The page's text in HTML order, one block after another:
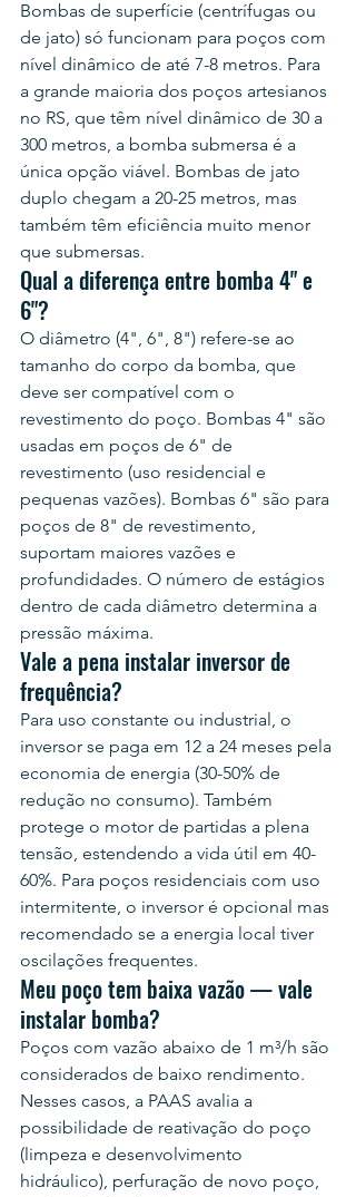
Bombas de superfície (centrífugas ou
de jato) só funcionam para poços com
nível dinâmico de até 7-8 metros. Para
a grande maioria dos poços artesianos
no RS, que têm nível dinâmico de 30 a
300 metros, a bomba submersa é a
única opção viável. Bombas de jato
duplo chegam a 20-25 metros, mas
também têm eficiência muito menor
que submersas.
Qual a diferença entre bomba 4" e
6"?
O diâmetro (4", 6", 8") refere-se ao
tamanho do corpo da bomba, que
deve ser compatível com o
revestimento do poço. Bombas 4" são
usadas em poços de 6" de
revestimento (uso residencial e
pequenas vazões). Bombas 6" são para
poços de 8" de revestimento,
suportam maiores vazões e
profundidades. O número de estágios
dentro de cada diâmetro determina a
pressão máxima.
Vale a pena instalar inversor de
frequência?
Para uso constante ou industrial, o
inversor se paga em 12 a 24 meses pela
economia de energia (30-50% de
redução no consumo). Também
protege o motor de partidas a plena
tensão, estendendo a vida útil em 40-
60%. Para poços residenciais com uso
intermitente, o inversor é opcional mas
recomendado se a energia local tiver
oscilações frequentes.
Meu poço tem baixa vazão — vale
instalar bomba?
Poços com vazão abaixo de 1 m³/h são
considerados de baixo rendimento.
Nesses casos, a PAAS avalia a
possibilidade de reativação do poço
(limpeza e desenvolvimento
hidráulico), perfuração de novo poço,